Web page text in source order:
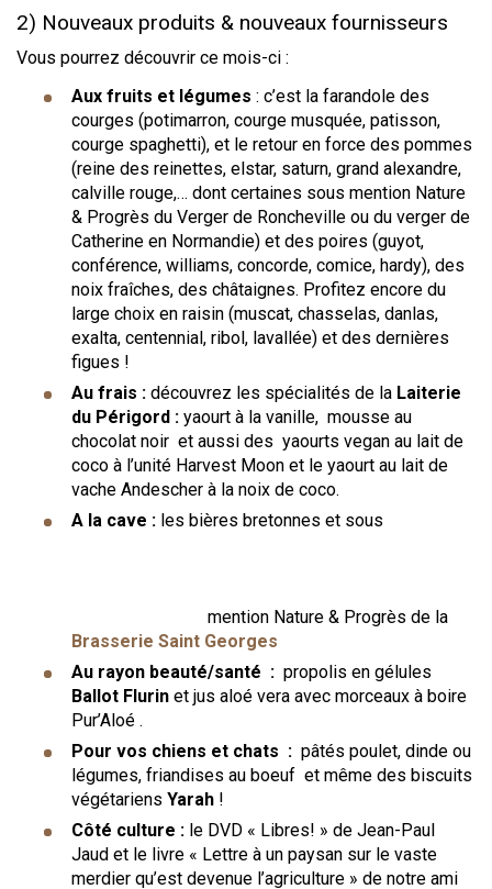
2) Nouveaux produits & nouveaux fournisseurs
Vous pourrez découvrir ce mois-ci :
Aux fruits et légumes : c’est la farandole des
courges (potimarron, courge musquée, patisson,
courge spaghetti), et le retour en force des pommes
(reine des reinettes, elstar, saturn, grand alexandre,
calville rouge,… dont certaines sous mention Nature
& Progrès du Verger de Roncheville ou du verger de
Catherine en Normandie) et des poires (guyot,
conférence, williams, concorde, comice, hardy), des
noix fraîches, des châtaignes. Profitez encore du
large choix en raisin (muscat, chasselas, danlas,
exalta, centennial, ribol, lavallée) et des dernières
figues !
Au frais : découvrez les spécialités de la Laiterie
du Périgord : yaourt à la vanille, mousse au
chocolat noir et aussi des yaourts vegan au lait de
coco à l’unité Harvest Moon et le yaourt au lait de
vache Andescher à la noix de coco.
A la cave : les bières bretonnes et sous
mention Nature & Progrès de la
Brasserie Saint Georges
Au rayon beauté/santé : propolis en gélules
Ballot Flurin et jus aloé vera avec morceaux à boire
Pur’Aloé .
Pour vos chiens et chats : pâtés poulet, dinde ou
légumes, friandises au boeuf et même des biscuits
végétariens Yarah !
Côté culture : le DVD « Libres! » de Jean-Paul
Jaud et le livre « Lettre à un paysan sur le vaste
merdier qu’est devenue l’agriculture » de notre ami